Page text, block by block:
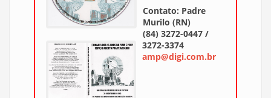
Contato: Padre
Murilo (RN)
(84) 3272-0447 /
3272-3374
amp@digi.com.br